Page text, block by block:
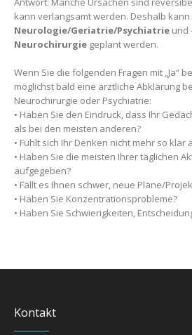
kann verlangsamt werden. Deshalb
Neurologie/Geriatrie/Psychiatrieund
Neurochirurgiegeplant werden.
Wenn Sie die folgenden Fragen mit „Ja“
möglichst bald eine ärztliche Abklärung
Neurochirurgie oder Psychiatrie:
• Haben Sie den Eindruck, dass Ihr
als bei den meisten anderen?
• Fühlt sich Ihr Denken nicht mehr so klar
• Haben Sie die meisten Ihrer täglichen
aufgegeben?
• Fällt es Ihnen schwer, neue Pläne/
• Haben Sie Konzentrationsprobleme?
• Haben Sie Schwierigkeiten,
Kontakt